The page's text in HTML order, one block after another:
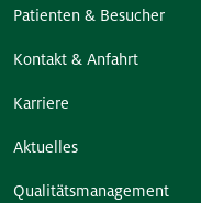
Patienten & Besucher
Kontakt & Anfahrt
Karriere
Aktuelles
Qualitätsmanagement